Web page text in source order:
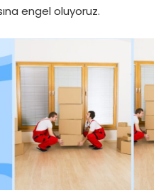
engel oluyoruz.